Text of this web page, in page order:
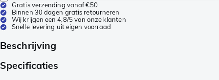
Gratis verzending vanaf €50
Binnen 30 dagen gratis retourneren
Wij krijgen een 4,8/5 van onze klanten
Snelle levering uit eigen voorraad
Beschrijving
Specificaties